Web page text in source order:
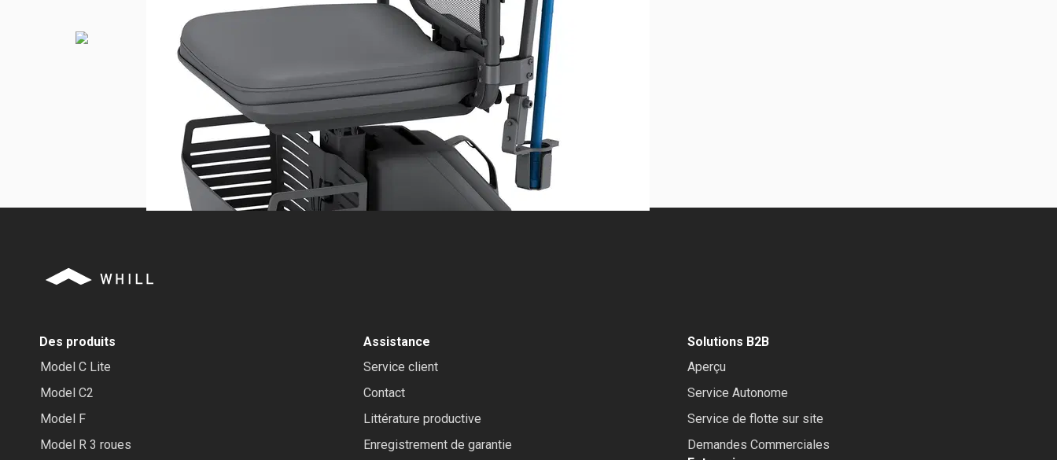
Des produits
Model C Lite
Model C2
Model F
Model R 3 roues
Assistance
Service client
Contact
Littérature productive
Enregistrement de garantie
Solutions B2B
Aperçu
Service Autonome
Service de flotte sur site
Demandes Commerciales